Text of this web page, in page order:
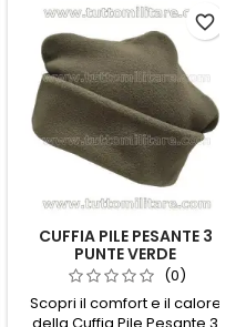
CUFFIA PILE PESANTE 3
PUNTE VERDE
(0)
Scopri il comfort e il calore
favorite_border